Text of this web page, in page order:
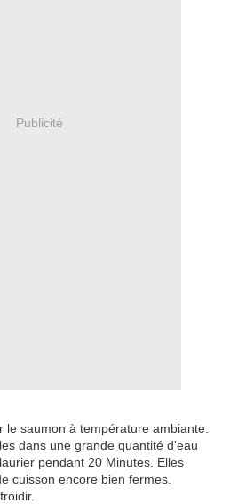
Publicité
le saumon à température ambiante.
dans une grande quantité d'eau
pendant 20 Minutes. Elles
cuisson encore bien fermes.